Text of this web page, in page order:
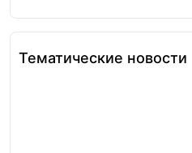
Тематические новости